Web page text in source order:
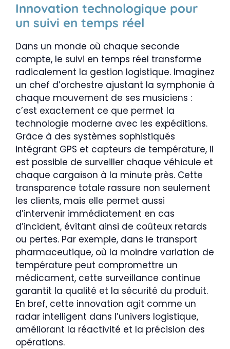
Innovation technologique pour
un suivi en temps réel
Dans un monde où chaque seconde
compte, le suivi en temps réel transforme
radicalement la gestion logistique. Imaginez
un chef d’orchestre ajustant la symphonie à
chaque mouvement de ses musiciens :
c’est exactement ce que permet la
technologie moderne avec les expéditions.
Grâce à des systèmes sophistiqués
intégrant GPS et capteurs de température, il
est possible de surveiller chaque véhicule et
chaque cargaison à la minute près. Cette
transparence totale rassure non seulement
les clients, mais elle permet aussi
d’intervenir immédiatement en cas
d’incident, évitant ainsi de coûteux retards
ou pertes. Par exemple, dans le transport
pharmaceutique, où la moindre variation de
température peut compromettre un
médicament, cette surveillance continue
garantit la qualité et la sécurité du produit.
En bref, cette innovation agit comme un
radar intelligent dans l’univers logistique,
améliorant la réactivité et la précision des
opérations.